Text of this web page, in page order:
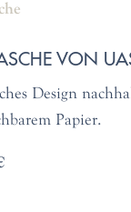
VON
Design
Papier.